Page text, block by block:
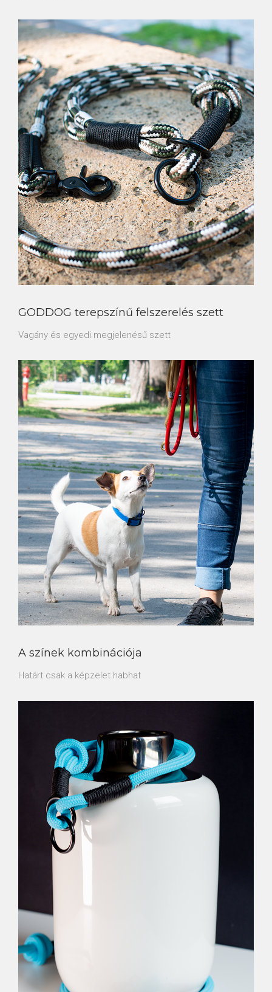
GODDOG terepszínű felszerelés szett
Vagány és egyedi megjelenésű szett
A színek kombinációja
Határt csak a képzelet habhat